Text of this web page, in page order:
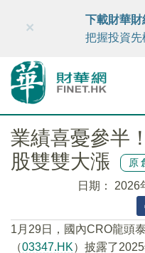
財華智庫網 FINTV
×
下載財華
把握投資先
業績喜憂參半
股雙雙大漲
原
日期： 2026
1月29日，國內CRO龍頭
（03347.HK）披露了